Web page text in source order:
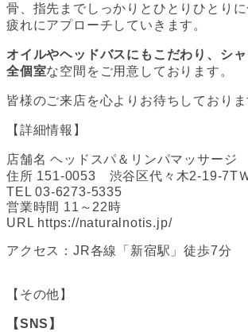
骨、指先までしっかりとひとりひとりに
疲れにアプローチしていきます。
オイルやヘッドバスにもこだわり、シ
全個室な空間をご用意しております。
皆様のご来店を心よりお待ちしておりま
【詳細情報】
店舗名 ヘッドスパ＆リンパマッサー
住所 151-0053 渋谷区代々木2-19-7T
TEL 03-6273-5335
営業時間 11～22時
URL https://naturalnotis.jp/
アクセス：JR各線「新宿駅」徒歩7分
【その他】
【SNS】